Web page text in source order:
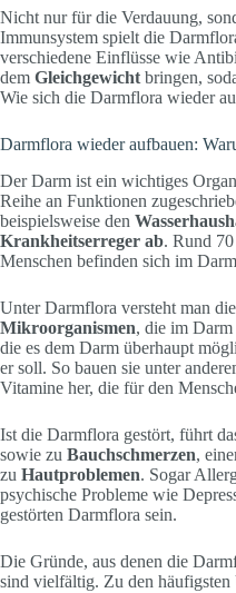
Nicht nur für die Verdauung,
Immunsystem spielt die
verschiedene Einflüsse wie
dem Gleichgewicht bringen,
Wie sich die Darmflora wieder
Darmflora wieder aufbauen:
Der Darm ist ein wichtiges
Reihe an Funktionen
beispielsweise den
Krankheitserreger ab. Rund
Menschen befinden sich im
Unter Darmflora versteht man die
Mikroorganismen, die im Darm
die es dem Darm überhaupt
er soll. So bauen sie unter
Vitamine her, die für den
Ist die Darmflora gestört, führt
sowie zu Bauchschmerzen,
zu Hautproblemen. Sogar
psychische Probleme wie
gestörten Darmflora sein.
Die Gründe, aus denen die
sind vielfältig. Zu den häufigsten